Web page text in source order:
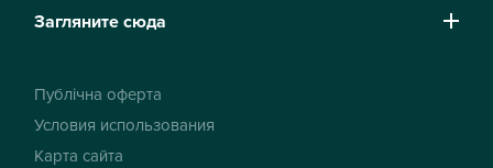
Загляните сюда
Публічна оферта
Условия использования
Карта сайта